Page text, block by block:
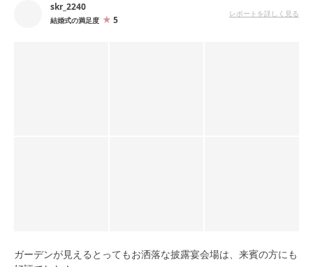
skr_2240
結婚式の満足度 5
レポートを詳しく見る
ガーデンが見えるとってもお洒落な披露宴会場は、来賓の方にも